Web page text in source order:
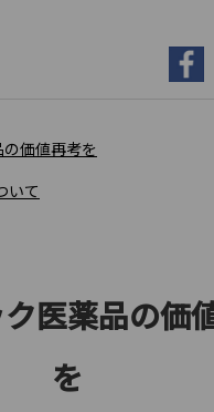
価値再考を
いて
医薬品の価
を